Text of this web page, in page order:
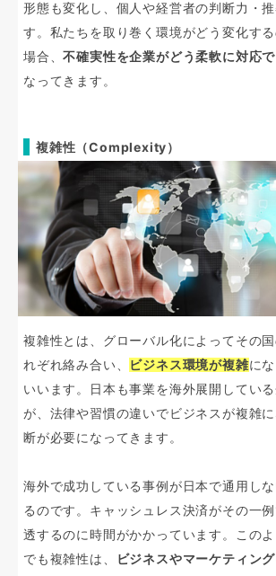
形態も変化し、個人や経営者の判断力・
す。私たちを取り巻く環境がどう変化す
場合、不確実性を企業がどう柔軟に対応
なってきます。
複雑性（Complexity）
複雑性とは、グローバル化によってその
れぞれ絡み合い、 ビジネス環境が複雑に
いいます。日本も事業を海外展開してい
が、法律や習慣の違いでビジネスが複雑
断が必要になってきます。
海外で成功している事例が日本で通用し
るのです。キャッシュレス決済がその一
透するのに時間がかかっています。この
でも複雑性は、
ビジネスやマーケティン